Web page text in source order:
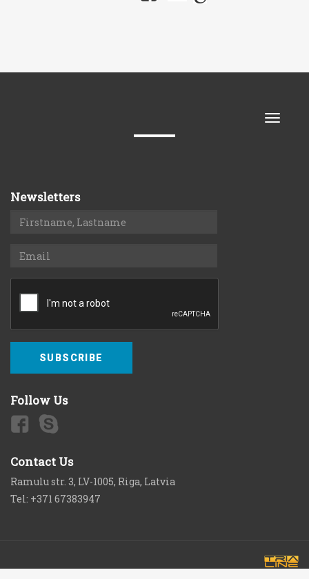
Toggle
Newsletters
SUBSCRIBE
Follow Us
Contact Us
Ramulu str. 3, LV-1005, Riga, Latvia
Tel: +371 67383947